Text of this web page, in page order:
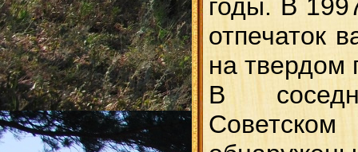
годы. В
отпечаток
на твердом
В